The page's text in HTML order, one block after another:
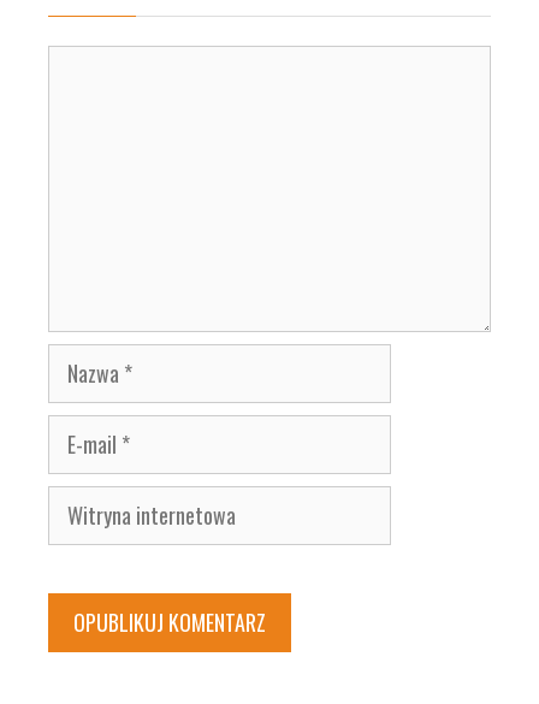
Nazwa
E-
mail
Witryna
internetowa